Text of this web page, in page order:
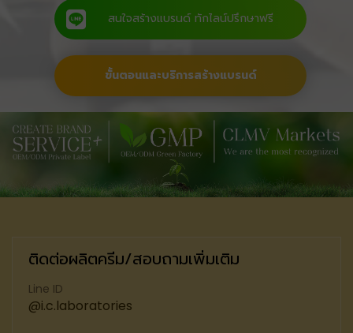
สนใจสร้างแบรนด์ ทักไลน์ปรึกษาฟรี
ขั้นตอนและบริการสร้างแบรนด์
ติดต่อผลิตครีม/สอบถามเพิ่มเติม
Line ID
@i.c.laboratories